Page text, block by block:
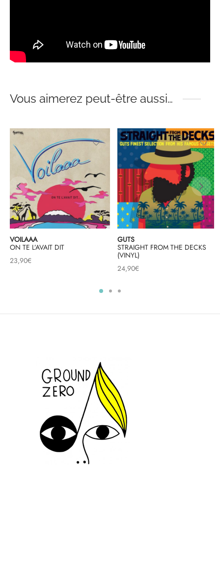
Vous aimerez peut-être aussi…
VOILAAA
ON TE L’AVAIT DIT
23,90€
GUTS
STRAIGHT FROM THE DECKS
(VINYL)
24,90€